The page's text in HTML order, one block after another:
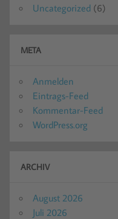
Uncategorized (6)
META
Anmelden
Eintrags-Feed
Kommentar-Feed
WordPress.org
ARCHIV
August 2026
Juli 2026